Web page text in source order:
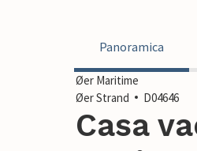
Panoramica
Øer Maritime
Øer Strand
D04646
Casa